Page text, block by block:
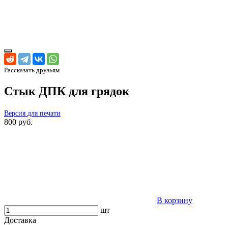
Рассказать друзьям
Стык ДПК для грядок
Версия для печати
800 руб.
В корзину
шт
Доставка